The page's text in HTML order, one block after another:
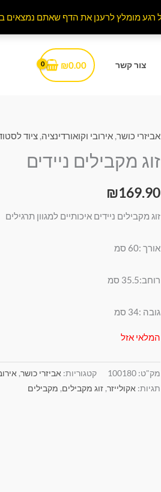
צור קשר ₪0.00
אביזרי כושר, אירובי וקואורדינציה, ציוד
זוג מקבילים ניידים
₪169.90
זוג מקבילים ניידים איכותיים למגוון תרגילים
אורך :60 סמ
רוחב:35.5 סמ
גובה :34 סמ
המלאי אזל
מק"ט: 100180 קטגוריות: אביזרי כושר,
תגיות: אקולייזר,זוג מקבילים, מקבילים